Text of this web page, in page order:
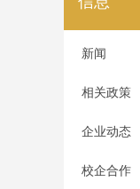
新闻
相关政策
企业动态
校企合作